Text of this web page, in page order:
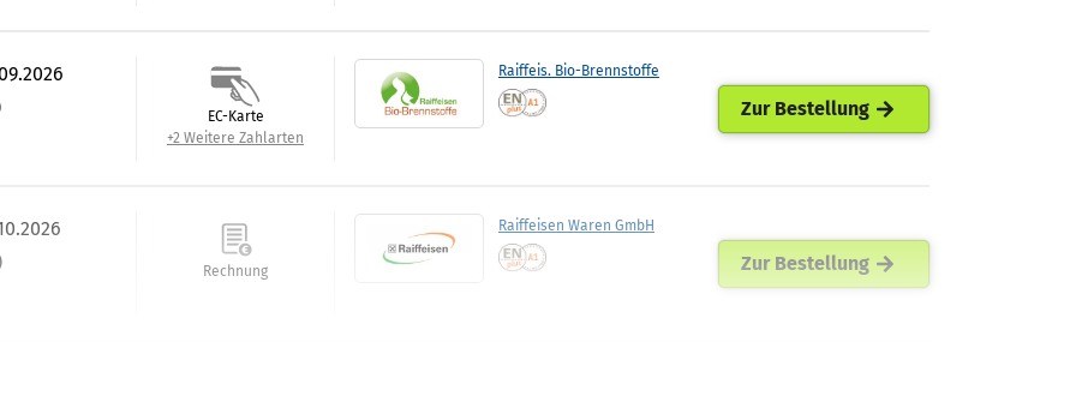
Raiffeis. Bio-Brennstoffe
EC-Karte
+2 Weitere Zahlarten
Zur Bestellung
Raiffeisen Waren GmbH
Rechnung Zur Bestellung